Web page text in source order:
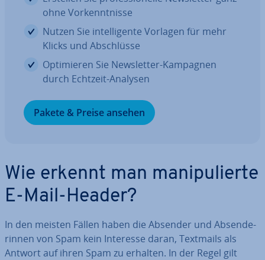
ohne Vor­kennt­nis­se
Nutzen Sie in­tel­li­gen­te Vorlagen für mehr
Klicks und Ab­schlüs­se
Op­ti­mie­ren Sie News­let­ter-Kampagnen
durch Echtzeit-Analysen
Pakete & Preise ansehen
Wie erkennt man ma­ni­pu­lier­te
E-Mail-Header?
In den meisten Fällen haben die Absender und Ab­sen­de­
rin­nen von Spam kein Interesse daran, Textmails als
Antwort auf ihren Spam zu erhalten. In der Regel gilt